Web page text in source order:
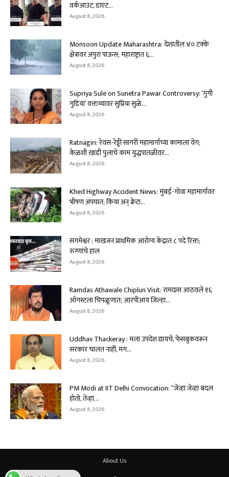
वर्कआउट, डाएट...
August 8, 2026
Monsoon Update Maharashtra: देशातील ४० टक्के
क्षेत्रावर अपुरा पाऊस; महाराष्ट्रात ६...
August 8, 2026
Supriya Sule on Sunetra Pawar Controversy: ‘गुंगी
गुडिया’ वक्तव्यावर सुप्रिया सुळे...
August 8, 2026
Ratnagiri: रेवस-रेड्डी सागरी महामार्गाच्या कामाला वेग;
केळशी खाडी पुलाचे काम युद्धपातळीवर...
August 8, 2026
Khed Highway Accident News: मुंबई-गोवा महामार्गावर
भीषण अपघात; किया अन् क्रेटा...
August 8, 2026
संगमेश्वर : माखजन प्राथमिक आरोग्य केंद्रात ८ पदे रिक्त;
रुग्णांचे हाल
August 8, 2026
Ramdas Athawale Chiplun Visit: रामदास आठवले १६
ऑगस्टला चिपळूणात; आरपीआय जिल्हा...
August 8, 2026
Uddhav Thackeray : मला उपदेश द्यायचे, फेसबुकवरून
सरकार चालत नाही, मग...
August 8, 2026
PM Modi at IIT Delhi Convocation: “जेव्हा जेव्हा बदल
होतो, तेव्हा...
August 8, 2026
About Us